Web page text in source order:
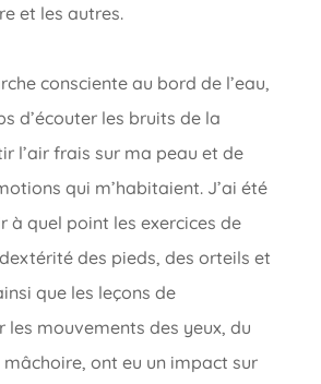
et les autres.
consciente au bord de l’eau,
d’écouter les bruits de la
l’air frais sur ma peau et de
qui m’habitaient. J’ai été
à quel point les exercices de
des pieds, des orteils et
que les leçons de
les mouvements des yeux, du
ont eu un impact sur